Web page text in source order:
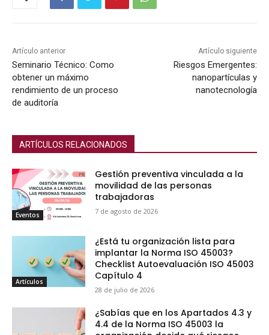
Artículo anterior
Seminario Técnico: Como
obtener un máximo
rendimiento de un proceso
de auditoría
Artículo siguiente
Riesgos Emergentes:
nanopartículas y
nanotecnología
ARTÍCULOS RELACIONADOS
Eventos
Gestión preventiva vinculada a la
movilidad de las personas
trabajadoras
7 de agosto de 2026
Artículos
¿Está tu organización lista para
implantar la Norma ISO 45003?
Checklist Autoevaluación ISO 45003
Capítulo 4
28 de julio de 2026
¿Sabías que en los Apartados 4.3 y
4.4 de la Norma ISO 45003 la